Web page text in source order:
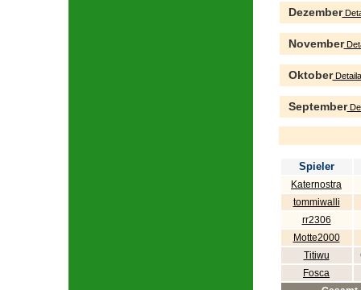
Dezember
November
Oktober
September
Spieler
Katernostra
tommiwalli
rr2306
Motte2000
Titiwu
Fosca